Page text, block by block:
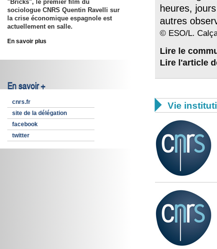
"Bricks", le premier film du
sociologue CNRS Quentin Ravelli sur
la crise économique espagnole est
actuellement en salle.
En savoir plus
En savoir +
cnrs.fr
site de la délégation
facebook
twitter
heures,
autres
© ESO/L.
Lire le
Lire l'article
 Vie